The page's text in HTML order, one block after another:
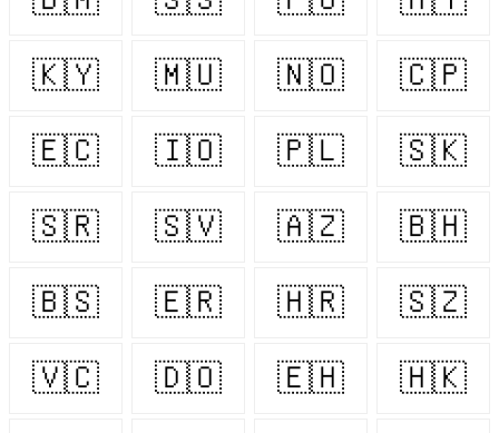
🇰🇾 🇲🇺 🇳🇴 🇨🇵
🇪🇨 🇮🇴 🇵🇱 🇸🇰
🇸🇷 🇸🇻 🇦🇿 🇧🇭
🇧🇸 🇪🇷 🇭🇷 🇸🇿
🇻🇨 🇩🇴 🇪🇭 🇭🇰